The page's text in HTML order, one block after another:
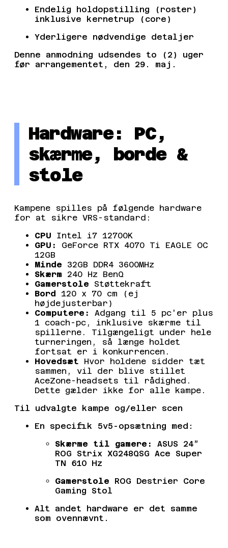
Endelig holdopstilling (roster)
inklusive kernetrup (core)
Yderligere nødvendige detaljer
Denne anmodning udsendes to (2) uger
før arrangementet, den 29. maj.
Hardware: PC,
skærme, borde &
stole
Kampene spilles på følgende hardware
for at sikre VRS-standard:
CPU Intel i7 12700K
GPU:
GeForce RTX 4070 Ti EAGLE OC
12GB
Minde 32GB DDR4 3600MHz
Skærm 240 Hz BenQ
Gamerstole Støttekraft
Bord 120 x 70 cm (ej
højdejusterbar)
Computere:
Adgang til 5 pc'er plus
1 coach-pc, inklusive skærme til
spillerne. Tilgængeligt under hele
turneringen, så længe holdet
fortsat er i konkurrencen.
Hovedsæt Hvor holdene sidder tæt
sammen, vil der blive stillet
AceZone-headsets til rådighed.
Dette gælder ikke for alle kampe.
Til udvalgte kampe og/eller scen
En specifik 5v5-opsætning med:
Skærme til gamere:
ASUS 24”
ROG Strix XG248QSG Ace Super
TN 610 Hz
Gamerstole ROG Destrier Core
Gaming Stol
Alt andet hardware er det samme
som ovennævnt.